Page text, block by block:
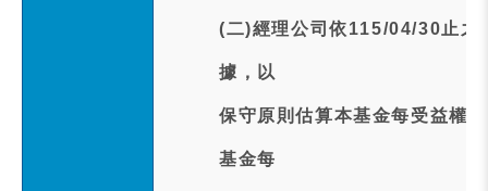
(二)經理公司依115/04/30止之
據，以
保守原則估算本基金每受益權
基金每